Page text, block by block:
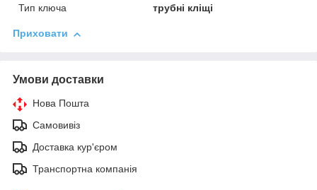
Тип ключа
трубні кліщі
Приховати
Умови доставки
Нова Пошта
Самовивіз
Доставка кур'єром
Транспортна компанія